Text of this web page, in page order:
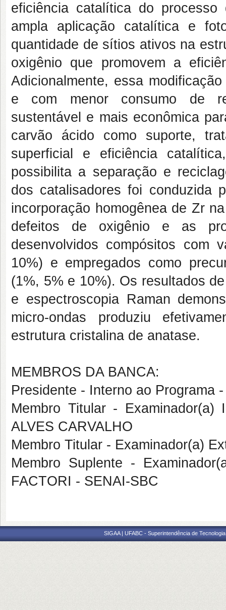
eficiência catalítica do
ampla aplicação catalítica e
quantidade de sítios ativos na
oxigênio que promovem a
Adicionalmente, essa
e com menor consumo de
sustentável e mais econômica
carvão ácido como suporte,
superficial e eficiência
possibilita a separação e
dos catalisadores foi conduzida
incorporação homogênea de Zr
defeitos de oxigênio e as
desenvolvidos compósitos com
10%) e empregados como
(1%, 5% e 10%). Os resultados
e espectroscopia Raman
micro-ondas produziu
estrutura cristalina de anatase.
MEMBROS DA BANCA:
Presidente - Interno ao Programa
Membro Titular -
ALVES CARVALHO
Membro Titular - Examinador(a)
Membro Suplente -
FACTORI - SENAI-SBC
SIGAA | UFABC - Superintendência de